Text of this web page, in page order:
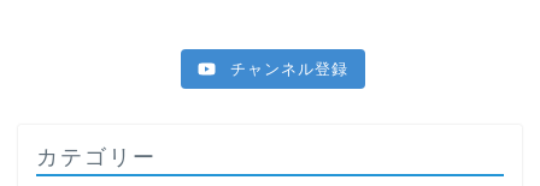
チャンネル登録
カテゴリー